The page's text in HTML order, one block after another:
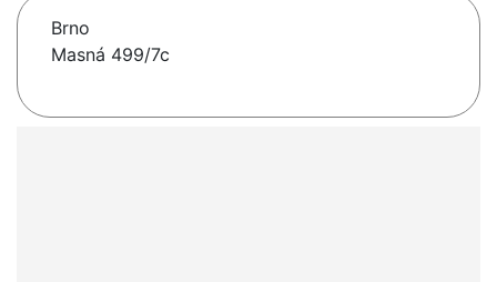
Brno
Masná 499/7c